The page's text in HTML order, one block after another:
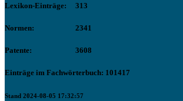
Lexikon-Einträge: 313
Normen: 2341
Patente: 3608
Einträge im Fachwörterbuch: 101417
Stand 2024-08-05 17:32:57